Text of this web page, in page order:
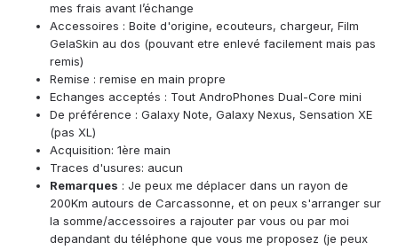
mes frais avant l’échange
Accessoires : Boite d'origine, ecouteurs, chargeur, Film
GelaSkin au dos (pouvant etre enlevé facilement mais pas
remis)
Remise : remise en main propre
Echanges acceptés : Tout AndroPhones Dual-Core mini
De préférence : Galaxy Note, Galaxy Nexus, Sensation XE
(pas XL)
Acquisition: 1ère main
Traces d'usures: aucun
Remarques : Je peux me déplacer dans un rayon de
200Km autours de Carcassonne, et on peux s'arranger sur
la somme/accessoires a rajouter par vous ou par moi
depandant du téléphone que vous me proposez (je peux